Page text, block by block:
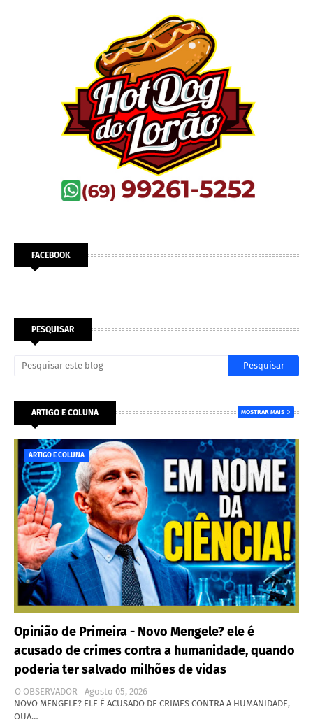
FACEBOOK
PESQUISAR
ARTIGO E COLUNA MOSTRAR MAIS
ARTIGO E COLUNA
Opinião de Primeira - Novo Mengele? ele é
acusado de crimes contra a humanidade, quando
poderia ter salvado milhões de vidas
O OBSERVADOR
Agosto 05, 2026
NOVO MENGELE? ELE É ACUSADO DE CRIMES CONTRA A HUMANIDADE,
QUA…